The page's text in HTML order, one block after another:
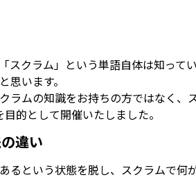
スクラム」という単語自体は知っ
思います。
ラムの知識をお持ちの方ではなく
的として開催いたしました。
違い
るという状態を脱し、スクラムで何